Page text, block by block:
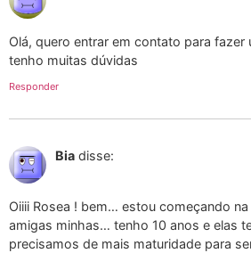
Olá, quero entrar em contato para fazer
tenho muitas dúvidas
Responder
Bia disse:
Oiiii Rosea ! bem… estou começando
amigas minhas… tenho 10 anos e elas
precisamos de mais maturidade para